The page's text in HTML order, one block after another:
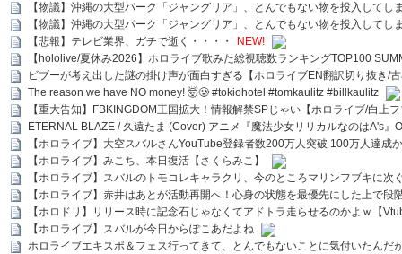
【物議】沖縄の大型パーク「ジャングリア」、とんでもない物を投入してし
【物議】沖縄の大型パーク「ジャングリア」、とんでもない物を投入してし
【悲報】テレビ業界、ガチで逝く・・・・
NEW!
【hololive/夏休み2026】ホロライブ歌みた総視聴数ランキングTOP100
ビブーが考え出した謎の掛け声が面白すぎる【ホロライブEN翻訳切り抜き/
The reason we have NO money! 🤯🥲 #tokiohotel #tomkaulitz #billkaulitz
【重大告知】FBKINGDOM王国拡大！情報解禁SPじゃい【ホロライブ/白上
ETERNAL BLAZE / 久遠たま (Cover) アニメ『魔法少女リリカルなのはA's』
【ホロライブ】大空スバルさんYouTube登録者数200万人突破 100万人達成
【ホロライブ】みこち、本日復活【さくらみこ】
【ホロライブ】スバルのトモコレキャラクリ、今のところマリンフブキに
【ホロライブ】赤井はあとが活動再開へ！心身の状態を最優先にした上で段
【ホロドリ】リリース時に記念石じゃなくてアドトラ走らせるのかよｗ【
【ホロライブ】スバルが今日からぽこあだよね
ホロライブエキスポ＆フェス行ってきて、とんでもないことに気付いたんだ